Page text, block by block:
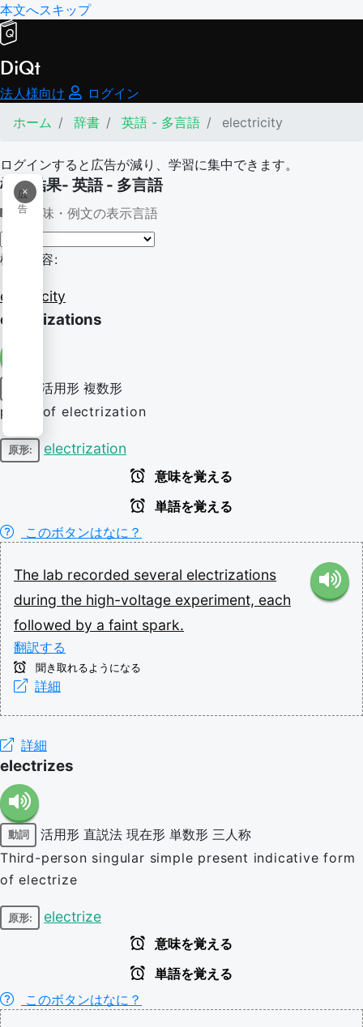
本文へスキップ
DiQt
法人様向け
ログイン
ホーム
辞書 英語 - 多言語 electricity
ログインすると広告が減り、学習に集中できます。
×
広
告
検索結果- 英語 - 多言語
意味・例文の表示言語
検索内容:
electricity
electrizations
活用形 複数形
plural of electrization
原形: electrization
意味を覚える
単語を覚える
このボタンはなに？
The lab recorded several electrizations
during the high-voltage experiment, each
followed by a faint spark.
翻訳する
聞き取れるようになる
詳細
詳細
electrizes
動詞 活用形 直説法 現在形 単数形 三人称
Third-person singular simple present indicative form
of electrize
原形: electrize
意味を覚える
単語を覚える
このボタンはなに？